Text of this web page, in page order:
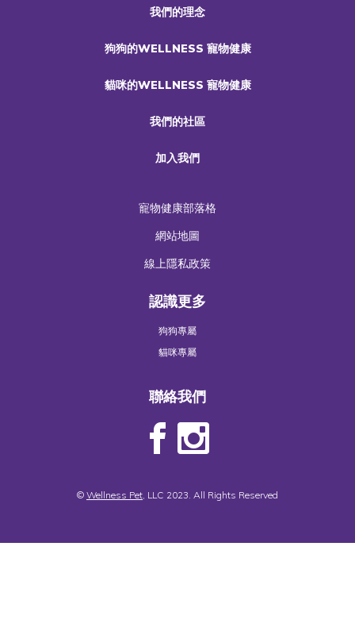
我們的理念
狗狗的WELLNESS 寵物健康
貓咪的WELLNESS 寵物健康
我們的社區
加入我們
寵物健康部落格
網站地圖
線上隱私政策
認識更多
狗狗專屬
貓咪專屬
聯絡我們
© Wellness Pet, LLC 2023. All Rights Reserved